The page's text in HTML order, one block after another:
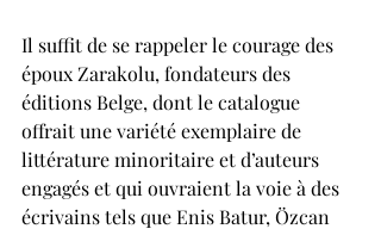
Il suffit de se rappeler le courage des
époux Zarakolu, fondateurs des
éditions Belge, dont le catalogue
offrait une variété exemplaire de
littérature minoritaire et d’auteurs
engagés et qui ouvraient la voie à des
écrivains tels que Enis Batur, Özcan